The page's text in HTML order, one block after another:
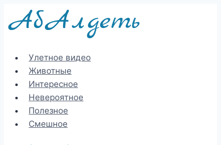
Перейти
Улетное видео
Животные
Интересное
Невероятное
Полезное
Смешное